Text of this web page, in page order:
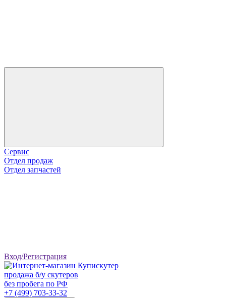
Сервис
Отдел продаж
Отдел запчастей
Вход/Регистрация
продажа б/у скутеров
без пробега по РФ
+7 (499) 703-33-32